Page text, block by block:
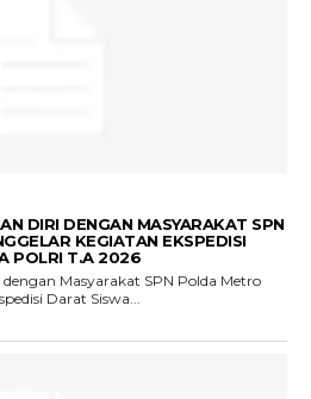
DIRI DENGAN MASYARAKAT SPN
KEGIATAN EKSPEDISI
POLRI T.A 2026
Masyarakat SPN Polda Metro
Darat Siswa...